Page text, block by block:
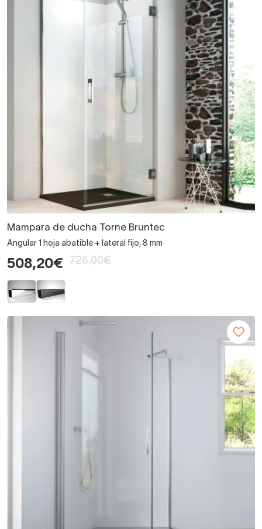
Mampara de ducha Torne Bruntec
Angular 1 hoja abatible + lateral fijo, 8 mm
508,20€ 726,00€